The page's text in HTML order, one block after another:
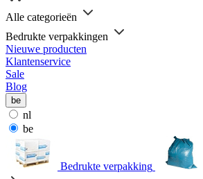
Alle categorieën
Bedrukte verpakkingen
Nieuwe producten
Klantenservice
Sale
Blog
be
nl
be
Bedrukte verpakking